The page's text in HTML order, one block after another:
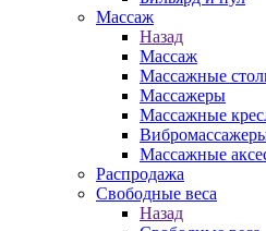
Массаж
Назад
Массаж
Массажные
Массажеры
Массажные
Массажные
Распродажа
Свободные веса
Назад